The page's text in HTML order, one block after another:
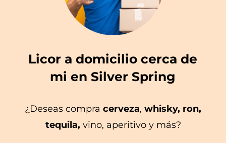
Licor a domicilio cerca de
mi en Silver Spring
¿Deseas compra cerveza, whisky, ron,
tequila, vino, aperitivo y más?